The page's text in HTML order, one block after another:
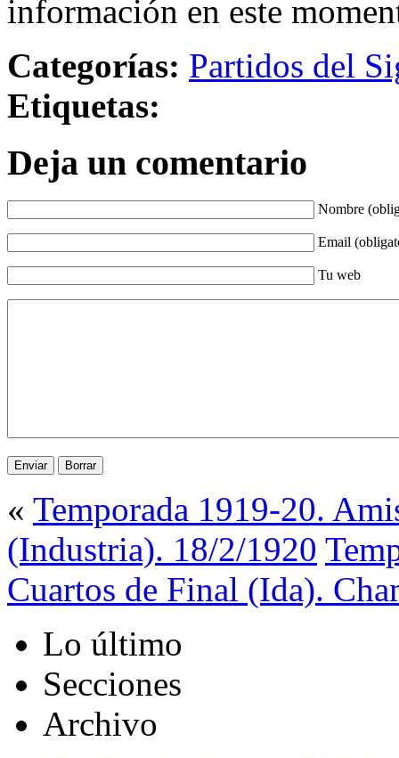
información en este
Categorías: Partidos del
Etiquetas:
Deja un comentario
Nombre
Email
Tu web
« Temporada 1919-20.
(Industria). 18/2/1920
Cuartos de Final (Ida).
Lo último
Secciones
Archivo